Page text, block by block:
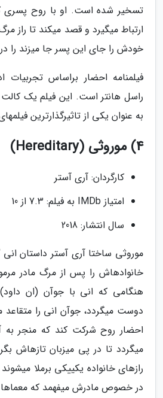
تسخیر شده است. او با روح پسری
ارتباط میگیرد و قصد میکند تا راز
خودش را جای این پسر جا میزند را
فیلمنامه احضار براساس تجربیات
راسل هانتر است. این فیلم یک
به عنوان یکی از تاثیرگذارترین
4) موروثی (Hereditary)
کارگردان: آری آستر
امتیاز IMDb به فیلم: 7.3 از 10
سال انتشار: 2018
موروثی ساختا آری آستر داستان
خانوادهاش را پس از مرگ مادر
هنگامی که انی با جوآن (ان
دوست میگردد، جوآن انی را
احضار روح شرکت کند که منجر
میگردد تا در پی میزبان تازهاش
رازهای خانواده یکییکی برملا
در خصوص مادرش میفهمد که معماها